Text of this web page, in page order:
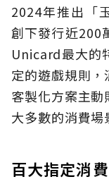
2024年推出「
創下發行近200
Unicard最大的
定的遊戲規則
客製化方案主
大多數的消費場
百大指定消